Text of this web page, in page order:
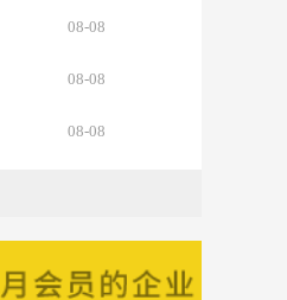
08-08
08-08
08-08
08-08